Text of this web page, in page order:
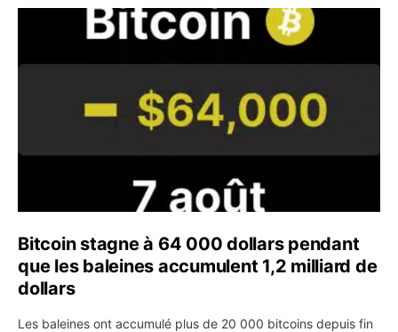
Bitcoin stagne à 64 000 dollars pendant que les
Bitcoin stagne à 64 000 dollars pendant
que les baleines accumulent 1,2 milliard de
dollars
Les baleines ont accumulé plus de 20 000 bitcoins depuis fin